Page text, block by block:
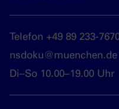
Telefon +49 89 233-
nsdoku@muenchen.de
Di–So 10.00–19.00 Uhr